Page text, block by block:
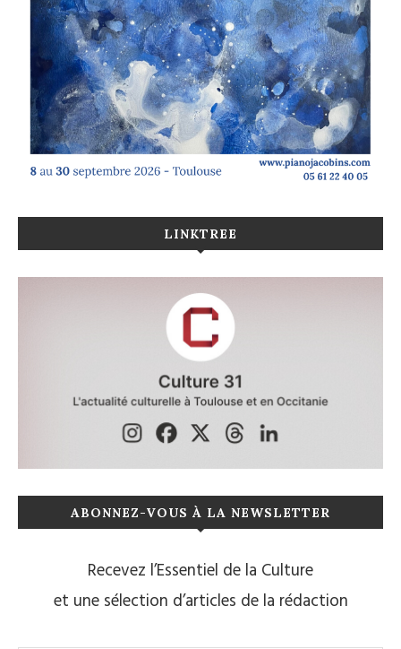
LINKTREE
ABONNEZ-VOUS À LA NEWSLETTER
Recevez l’Essentiel de la Culture
et une sélection d’articles de la rédaction